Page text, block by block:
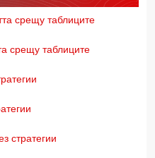
срещу таблиците
срещу таблиците
стратегии